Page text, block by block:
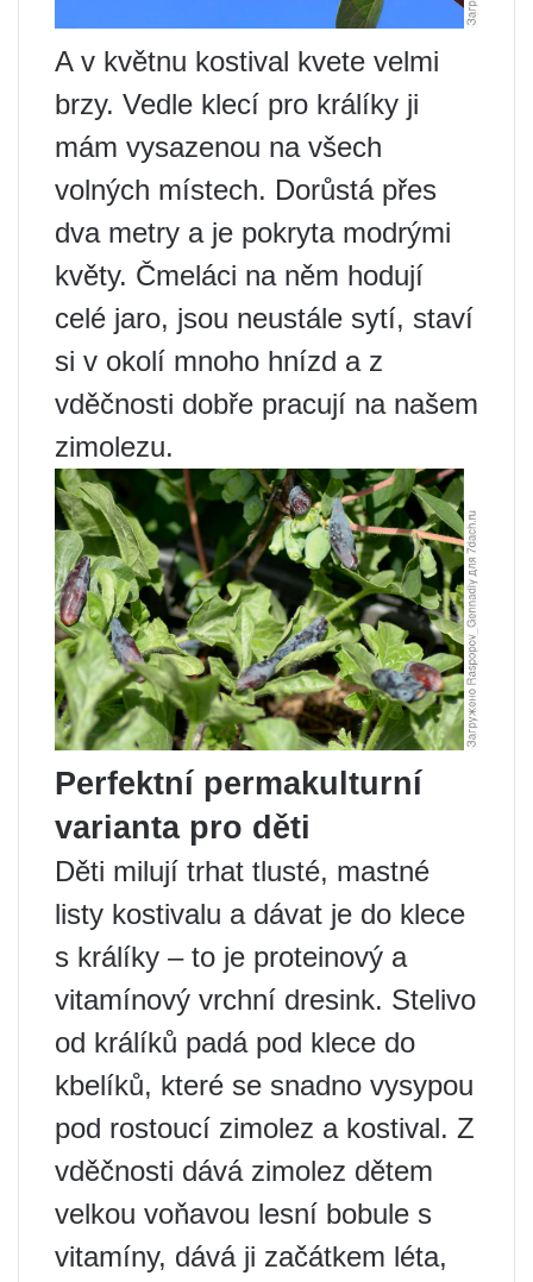
A v květnu kostival kvete velmi
brzy. Vedle klecí pro králíky ji
mám vysazenou na všech
volných místech. Dorůstá přes
dva metry a je pokryta modrými
květy. Čmeláci na něm hodují
celé jaro, jsou neustále sytí, staví
si v okolí mnoho hnízd a z
vděčnosti dobře pracují na našem
zimolezu.
Perfektní permakulturní
varianta pro děti
Děti milují trhat tlusté, mastné
listy kostivalu a dávat je do klece
s králíky – to je proteinový a
vitamínový vrchní dresink. Stelivo
od králíků padá pod klece do
kbelíků, které se snadno vysypou
pod rostoucí zimolez a kostival. Z
vděčnosti dává zimolez dětem
velkou voňavou lesní bobule s
vitamíny, dává ji začátkem léta,